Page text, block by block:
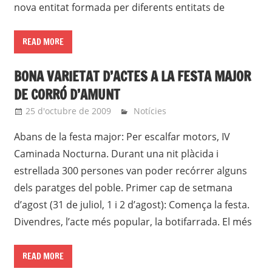
nova entitat formada per diferents entitats de
READ MORE
BONA VARIETAT D’ACTES A LA FESTA MAJOR
DE CORRÓ D’AMUNT
25 d'octubre de 2009 roger
Notícies
Abans de la festa major: Per escalfar motors, IV
Caminada Nocturna. Durant una nit plàcida i
estrellada 300 persones van poder recórrer alguns
dels paratges del poble. Primer cap de setmana
d’agost (31 de juliol, 1 i 2 d’agost): Comença la festa.
Divendres, l’acte més popular, la botifarrada. El més
READ MORE